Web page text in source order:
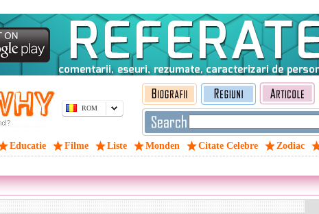
ROM
Educatie Filme Liste Monden Citate Celebre Zodiac